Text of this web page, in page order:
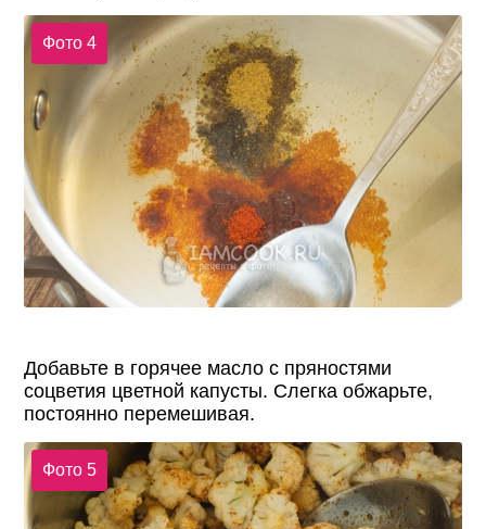
Фото 4
Добавьте в горячее масло с пряностями
соцветия цветной капусты. Слегка обжарьте,
постоянно перемешивая.
Фото 5